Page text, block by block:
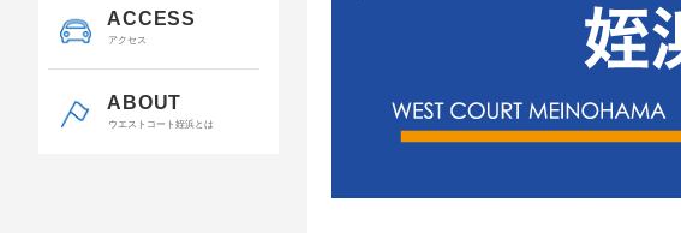
ACCESS
アクセス
ABOUT
ウエストコート姪浜とは